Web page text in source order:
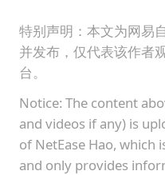
特别声明：本文为网易
并发布，仅代表该作者
台。
Notice: The content
and videos if any) is
of NetEase Hao, which
and only provides